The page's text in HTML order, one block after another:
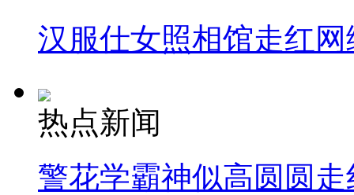
汉服仕女照相馆走红网
热点新闻
警花学霸神似高圆圆走